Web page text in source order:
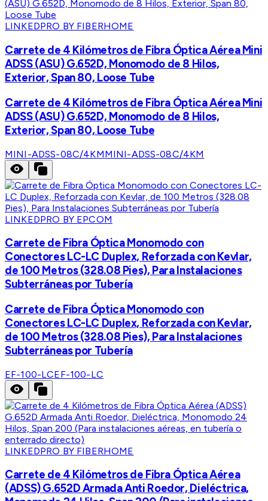
LINKEDPRO BY FIBERHOME
Carrete de 4 Kilómetros de Fibra Óptica Aérea Mini
ADSS (ASU) G.652D, Monomodo de 8 Hilos,
Exterior, Span 80, Loose Tube
Carrete de 4 Kilómetros de Fibra Óptica Aérea Mini
ADSS (ASU) G.652D, Monomodo de 8 Hilos,
Exterior, Span 80, Loose Tube
MINI-ADSS-08C/4KMMINI-ADSS-08C/4KM
LINKEDPRO BY EPCOM
Carrete de Fibra Óptica Monomodo con
Conectores LC-LC Duplex, Reforzada con Kevlar,
de 100 Metros (328.08 Pies), Para Instalaciones
Subterráneas por Tubería
Carrete de Fibra Óptica Monomodo con
Conectores LC-LC Duplex, Reforzada con Kevlar,
de 100 Metros (328.08 Pies), Para Instalaciones
Subterráneas por Tubería
EF-100-LCEF-100-LC
LINKEDPRO BY FIBERHOME
Carrete de 4 Kilómetros de Fibra Óptica Aérea
(ADSS) G.652D Armada Anti Roedor, Dieléctrica,